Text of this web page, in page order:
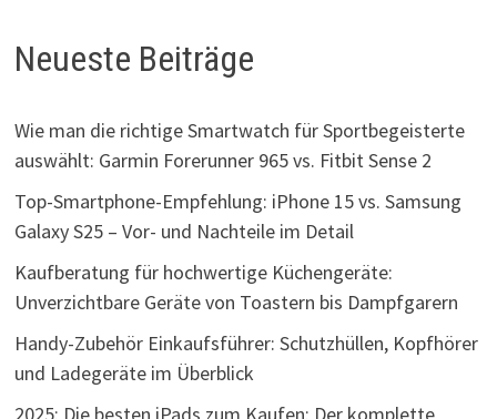
Neueste Beiträge
Wie man die richtige Smartwatch für Sportbegeisterte
auswählt: Garmin Forerunner 965 vs. Fitbit Sense 2
Top-Smartphone-Empfehlung: iPhone 15 vs. Samsung
Galaxy S25 – Vor- und Nachteile im Detail
Kaufberatung für hochwertige Küchengeräte:
Unverzichtbare Geräte von Toastern bis Dampfgarern
Handy-Zubehör Einkaufsführer: Schutzhüllen, Kopfhörer
und Ladegeräte im Überblick
2025: Die besten iPads zum Kaufen: Der komplette